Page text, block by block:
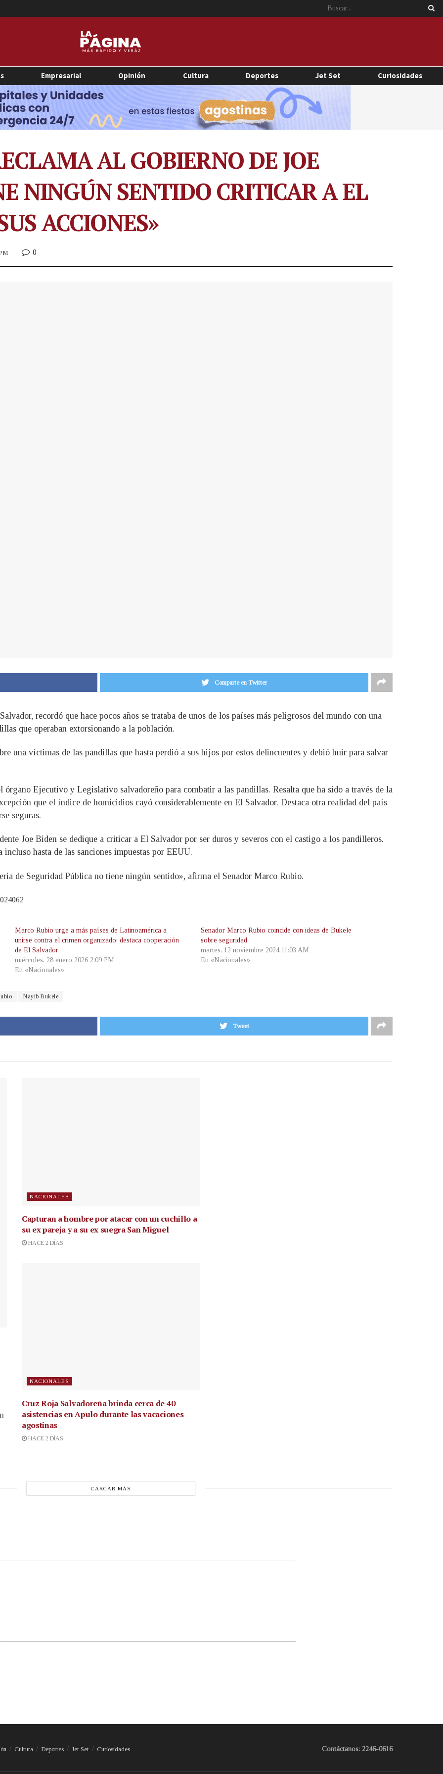
Empresarial Opinión Cultura Deportes Jet Set Curiosidades
AL GOBIERNO DE JOE
NINGÚN SENTIDO CRITICAR A EL
ACCIONES»
0
Comparte en Twitter
recordó que hace pocos años se trataba de unos de los países más peligrosos del mundo con una
que operaban extorsionando a la población.
una víctimas de las pandillas que hasta perdió a sus hijos por estos delincuentes y debió huir para salvar
Ejecutivo y Legislativo salvadoreño para combatir a las pandillas. Resalta que ha sido a través de la
que el índice de homicidios cayó considerablemente en El Salvador. Destaca otra realidad del país
seguras.
Joe Biden se dedique a criticar a El Salvador por ser duros y severos con el castigo a los pandilleros.
hasta de las sanciones impuestas por EEUU.
de Seguridad Pública no tiene ningún sentido», afirma el Senador Marco Rubio.
Marco Rubio urge a más países de Latinoamérica a
unirse contra el crimen organizado: destaca cooperación
de El Salvador
miércoles, 28 enero 2026 2:09 PM
En «Nacionales»
Senador Marco Rubio coincide con ideas de Bukele
sobre seguridad
martes, 12 noviembre 2024 11:03 AM
En «Nacionales»
Nayib Bukele
Tweet
NACIONALES
Capturan a hombre por atacar con un cuchillo a
su ex pareja y a su ex suegra San Miguel
HACE 2 DÍAS
NACIONALES
Cruz Roja Salvadoreña brinda cerca de 40
asistencias en Apulo durante las vacaciones
agostinas
HACE 2 DÍAS
CARGAR MÁS
Cultura Deportes Jet Set Curiosidades Contáctanos: 2246-0616